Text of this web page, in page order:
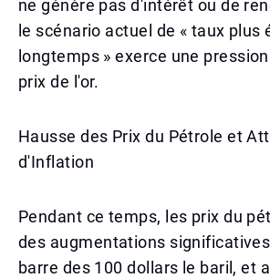
ne génère pas d'intérêt ou de
le scénario actuel de « taux plus
longtemps » exerce une
prix de l'or.
Hausse des Prix du Pétrole et
d'Inflation
Pendant ce temps, les prix du
des augmentations
barre des 100 dollars le baril, et